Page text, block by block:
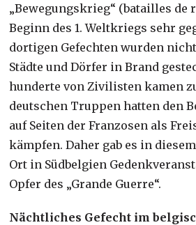
„Bewegungskrieg“ (batailles de
Beginn des 1. Weltkriegs sehr
dortigen Gefechten wurden
Städte und Dörfer in Brand
hunderte von Zivilisten kamen
deutschen Truppen hatten den
auf Seiten der Franzosen als
kämpfen. Daher gab es in
Ort in Südbelgien
Opfer des „Grande Guerre“.
Nächtliches Gefecht im